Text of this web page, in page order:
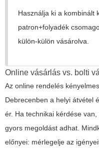
Használja ki a kombinált
patron+folyadék
külön-külön vásárolva.
Online vásárlás vs. bolti
Az online rendelés
Debrecenben a helyi átvétel
ér. Ha technikai kérdése
gyors megoldást adhat.
előnyei: mérlegelje az